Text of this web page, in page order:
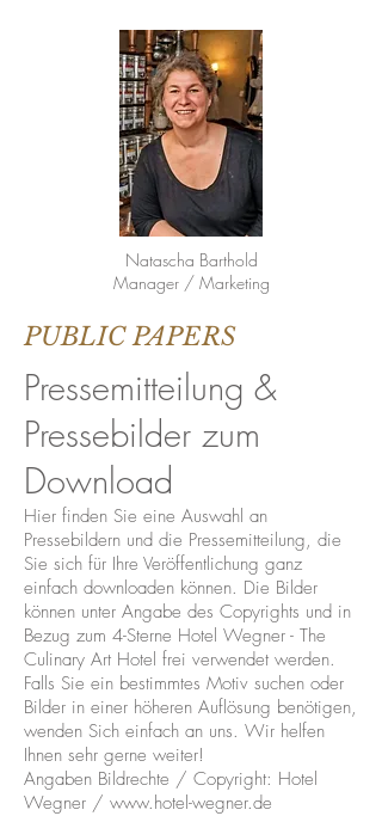
Natascha Barthold
Manager / Marketing
PUBLIC PAPERS
Pressemitteilung &
Pressebilder zum
Download
Hier finden Sie eine Auswahl an
Pressebildern und die Pressemitteilung, die
Sie sich für Ihre Veröffentlichung ganz
einfach downloaden können. Die Bilder
können unter Angabe des Copyrights und in
Bezug zum 4-Sterne Hotel Wegner - The
Culinary Art Hotel frei verwendet werden.
Falls Sie ein bestimmtes Motiv suchen oder
Bilder in einer höheren Auflösung benötigen,
wenden Sich einfach an uns. Wir helfen
Ihnen sehr gerne weiter!
Angaben Bildrechte / Copyright: Hotel
Wegner / www.hotel-wegner.de